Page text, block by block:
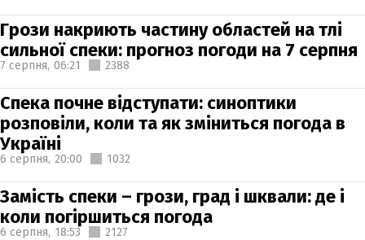
Грози накриють частину областей на тлі
сильної спеки: прогноз погоди на 7 серпня
7 серпня, 06:21 2388
Спека почне відступати: синоптики
розповіли, коли та як зміниться погода в
Україні
6 серпня, 20:00 1032
Замість спеки – грози, град і шквали: де і
коли погіршиться погода
6 серпня, 18:53 2127